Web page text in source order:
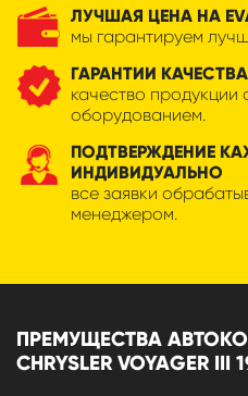
ЛУЧШАЯ ЦЕНА НА
мы гарантируем
ГАРАНТИИ
качество
оборудованием.
ПОДТВЕРЖДЕНИЕ
ИНДИВИДУАЛЬНО
все заявки
менеджером.
ПРЕМУЩЕСТВА
CHRYSLER VOYAGER III